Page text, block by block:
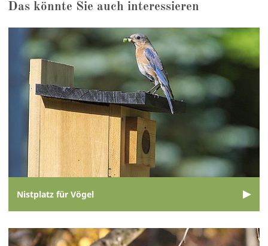
Das könnte Sie auch interessieren
Nistplatz für Vögel